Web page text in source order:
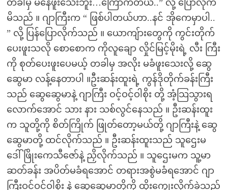
တခါမှ မနေဖူးသေးဘူး…ကြောက်တယ်..” လို့ ပြောလိုက်
မိသည် ။ ဂျာကြီးက “ ဖြစ်ပါတယ်ဟာ..နင် အိုကေမှာပါ..
” လို့ ပြန်ပြောလိုက်သည် ။ ယောကျ်ားတွေကို ကွင်းတိုက်
ပေးဖူးသလို စောစောက ကိုလူချော လှိုင်မြင့်မိုးရဲ့ လီး ကြီး
ကို စုတ်ပေးဖူးပေမယ့် တခါမှ အလိုး မခံဖူးသေးလို့ ဆွေ
ဆွေမာ လန့်နေတာပါ ။ဦးဆန်းထူးရဲ့ ကွန်ဒိုတိုက်ခန်းကြီး
သည် ဆွေဆွေမာနဲ့ ဂျာကြီး ဝင့်ဝင့်ဝါစိုး တို့ အံ့သြသွားရ
လောက်အောင် သား နား သစ်လွင်နေသည် ။ ဦးဆန်းထူး
က သူတို့ကို စိတ်ကြိုက် ဖြုတ်တော့မယ်တို့ ဂျာကြီးနဲ့ ဆွေ
ဆွေမာတို့ ထင်လိုက်သည် ။ ဦးဆန်းထူးသည် သူဌေးမ
ဒေါ်ဖြိုးကေသီဇော်နဲ့ ညှိလိုက်သည် ။ သူဌေးမက သူ့မာ
ဆတ်ခန်း အပိတ်မခံရအောင် တရားအစွဲမခံရအောင် ဂျာ
ကြီးဝင့်ဝင့်ဝါစိုး နဲ့ ဆွေဆွေမာတို့ကို ထိုးကျွေးလိုက်ခဲ့သည်